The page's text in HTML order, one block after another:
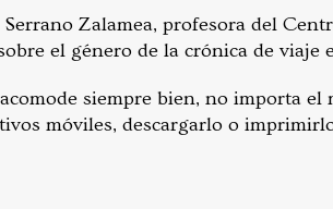
Zalamea, profesora del
el género de la crónica de viaje
siempre bien, no importa el
móviles, descargarlo o